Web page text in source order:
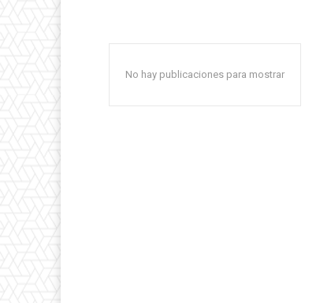
No hay publicaciones para mostrar